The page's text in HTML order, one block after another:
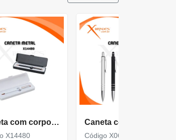
Caneta com corpo de Metal com Estojo Plástico X14480
X14480 Código X06087T